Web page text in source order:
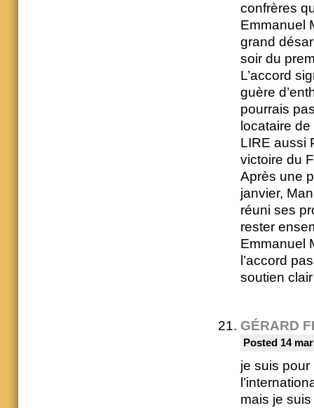
confrères
Emmanuel
grand
soir du
L’accord
guère
pourrais
locataire
LIRE aussi
victoire du
Après une
janvier,
réuni ses
rester
Emmanuel
l’accord
soutien
GÉRARD
Posted 14
je suis pour
mais je